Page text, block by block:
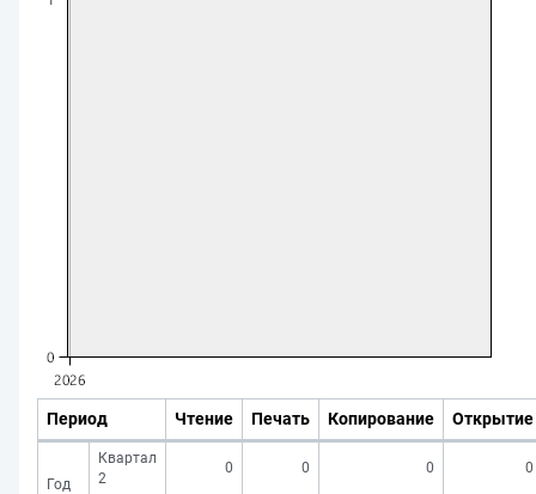
Период Чтение Печать Копирование Открытие
Год
Квартал
2
0 0 0 0